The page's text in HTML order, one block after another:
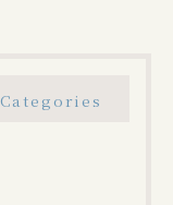
Categories